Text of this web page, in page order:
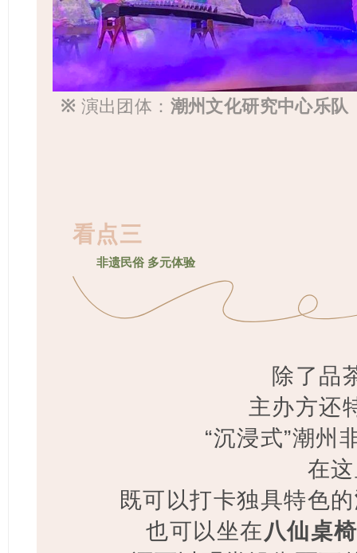
※ 演出团体： 潮州文化研究中心乐队
看点三
非遗民俗 多元体验
除了品
主办方还
“沉浸式”潮州
在
既可以打卡独具特色的
也可以坐在八仙桌椅